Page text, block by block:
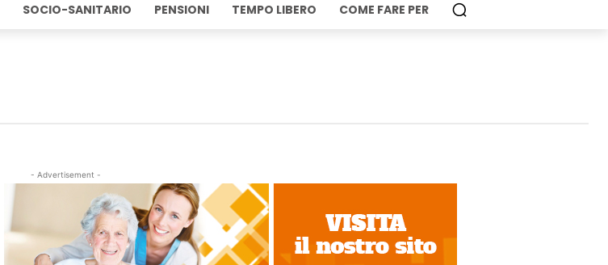
SOCIO-SANITARIO PENSIONI TEMPO LIBERO COME FARE PER
- Advertisement -